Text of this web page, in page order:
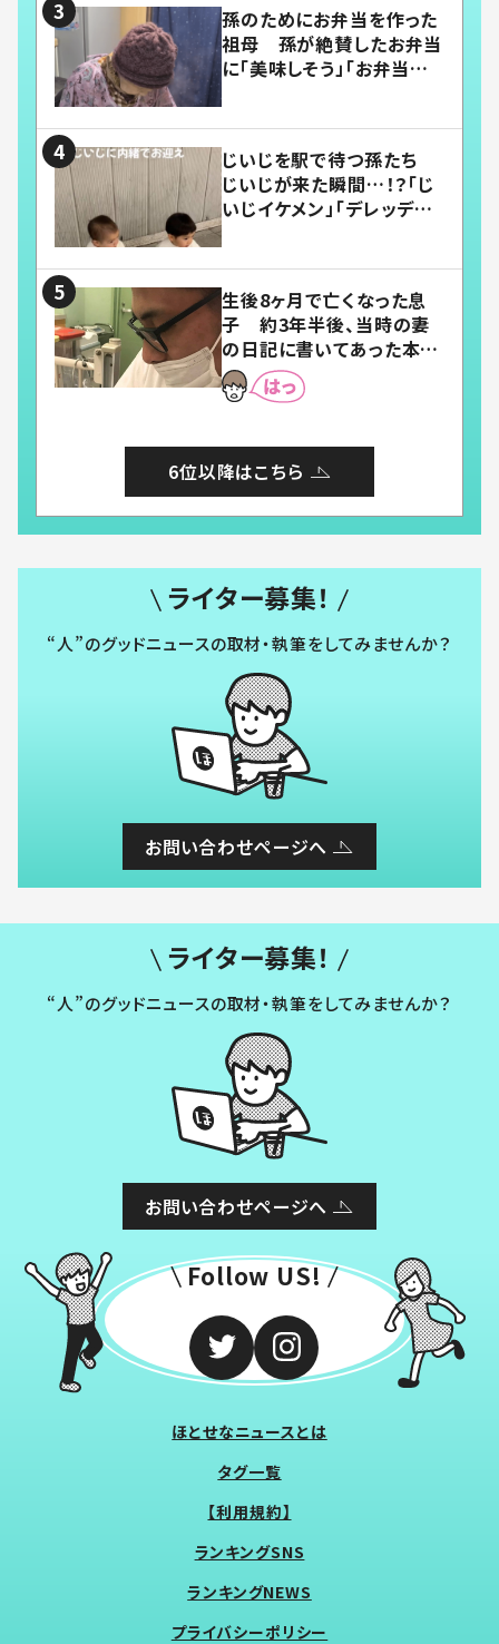
孫のためにお弁当を作った
祖母 孫が絶賛したお弁当
に「美味しそう」「お弁当すご
じいじを駅で待つ孫たち
じいじが来た瞬間…！？「じ
いじイケメン」「デレッデレ」
生後8ヶ月で亡くなった息
子 約3年半後、当時の妻
の日記に書いてあった本音
とは
6位以降はこちら
ライター募集！
“人”のグッドニュースの取材・執筆をしてみませんか？
お問い合わせページへ
ライター募集！
“人”のグッドニュースの取材・執筆をしてみませんか？
お問い合わせページへ
Follow US!
ほとせなニュースとは
タグ一覧
【利用規約】
ランキングSNS
ランキングNEWS
プライバシーポリシー